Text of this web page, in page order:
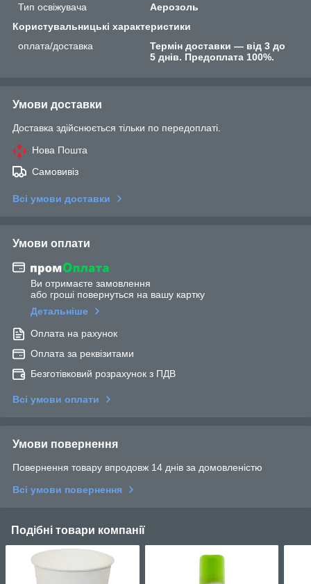
Тип освіжувача
Аерозоль
Користувальницькі характеристики
оплата/доставка
Термін доставки — від 3 до
5 днів. Предоплата 100%.
Умови доставки
Доставка здійснюється тільки по передоплаті.
Нова Пошта
Самовивіз
Всі умови доставки
Умови оплати
Ви отримаєте замовлення
або гроші повернуться на вашу картку
Детальніше
Оплата на рахунок
Оплата за реквізитами
Безготівковий розрахунок з ПДВ
Всі умови оплати
Умови повернення
Повернення товару впродовж 14 днів за домовленістю
Всі умови повернення
Подібні товари компанії